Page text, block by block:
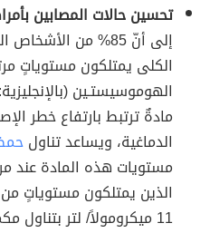
تحسين حالات المصابين
إلى أنّ 85% من
الكلى يمتلكون مستوياتٍ
مادةٌ ترتبط بارتفاع خطر
الدماغية، ويساعد تناول
مستويات هذه المادة عند
الذين يمتلكون مستوياتٍ
11 ميكرومولاً/ لتر